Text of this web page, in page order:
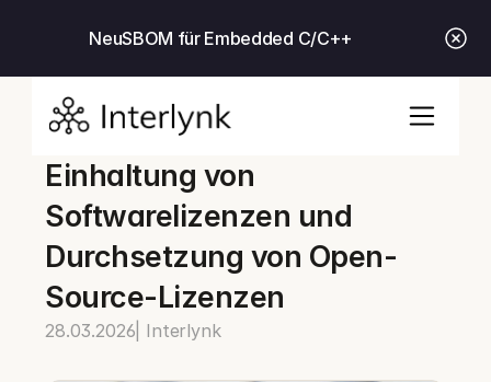
NeuSBOM für Embedded C/C++
Einhaltung von
Softwarelizenzen und
Durchsetzung von Open-
Source-Lizenzen
28.03.2026 | Interlynk